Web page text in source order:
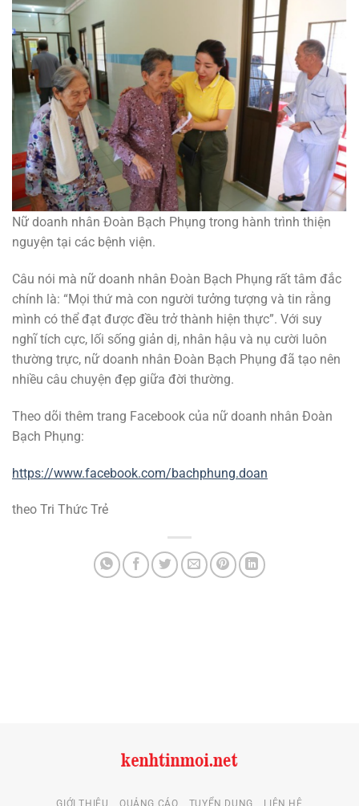
Nữ doanh nhân Đoàn Bạch Phụng trong hành trình thiện
nguyện tại các bệnh viện.
Câu nói mà nữ doanh nhân Đoàn Bạch Phụng rất tâm đắc
chính là: “Mọi thứ mà con người tưởng tượng và tin rằng
mình có thể đạt được đều trở thành hiện thực”. Với suy
nghĩ tích cực, lối sống giản dị, nhân hậu và nụ cười luôn
thường trực, nữ doanh nhân Đoàn Bạch Phụng đã tạo nên
nhiều câu chuyện đẹp giữa đời thường.
Theo dõi thêm trang Facebook của nữ doanh nhân Đoàn
Bạch Phụng:
https://www.facebook.com/bachphung.doan
theo Tri Thức Trẻ